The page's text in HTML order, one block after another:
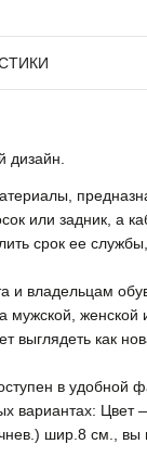
дизайн.
или задник, а
срок ее
и владельцам
выглядеть как
в удобной
вариантах:
шир.8 см.,